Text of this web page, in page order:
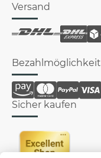
Versand
Bezahlmöglichkeit
Sicher kaufen